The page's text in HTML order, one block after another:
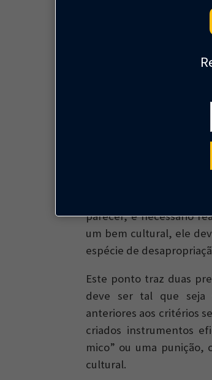
Evidente que há
questões históricas
construtivas
arquitetônico, mas são
A questão do
vizinhança,
assinados — salvo,
está voltada para
parecer, é necessário
um bem cultural, ele
espécie de
Este ponto traz duas
deve ser tal que seja
anteriores aos critérios
criados instrumentos
mico” ou uma punição,
cultural.